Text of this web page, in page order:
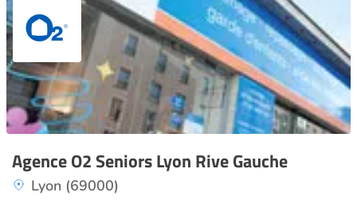
Agence O2 Seniors Lyon Rive Gauche
Lyon (69000)